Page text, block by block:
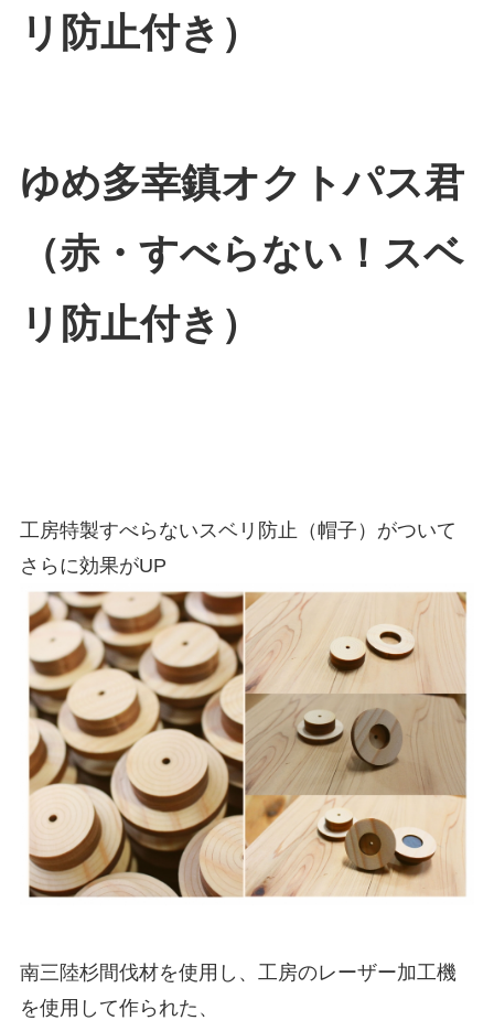
リ防止付き）
ゆめ多幸鎮オクトパス君
（赤・すべらない！スベ
リ防止付き）
工房特製すべらないスベリ防止（帽子）がついて
さらに効果がUP
南三陸杉間伐材を使用し、工房のレーザー加工機
を使用して作られた、